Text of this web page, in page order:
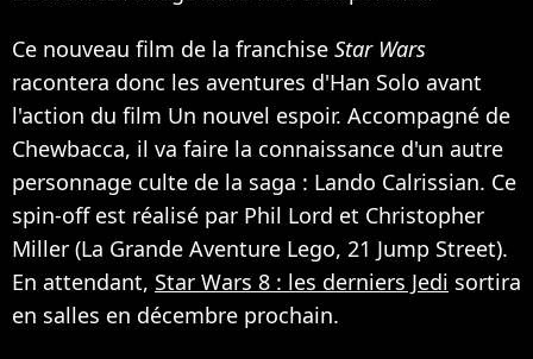
Ce nouveau film de la franchise Star Wars
racontera donc les aventures d'Han Solo avant
l'action du film Un nouvel espoir. Accompagné de
Chewbacca, il va faire la connaissance d'un autre
personnage culte de la saga : Lando Calrissian. Ce
spin-off est réalisé par Phil Lord et Christopher
Miller (La Grande Aventure Lego, 21 Jump Street).
En attendant, Star Wars 8 : les derniers Jedi sortira
en salles en décembre prochain.